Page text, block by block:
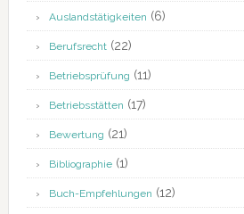
Auslandstätigkeiten (6)
Berufsrecht(22)
Betriebsprüfung (11)
Betriebsstätten (17)
Bewertung (21)
Bibliographie(1)
Buch-Empfehlungen (12)